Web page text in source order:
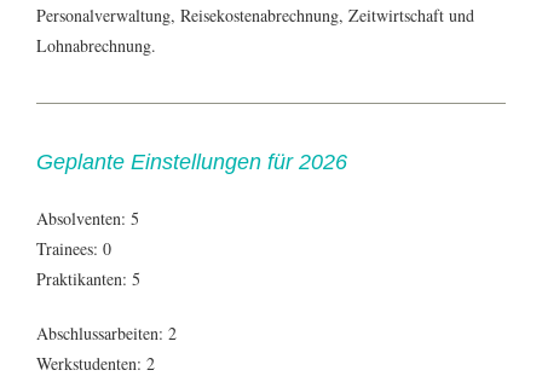
Personalverwaltung, Reisekostenabrechnung, Zeitwirtschaft und
Lohnabrechnung.
Geplante Einstellungen für 2026
Absolventen: 5
Trainees: 0
Praktikanten: 5
Abschlussarbeiten: 2
Werkstudenten: 2